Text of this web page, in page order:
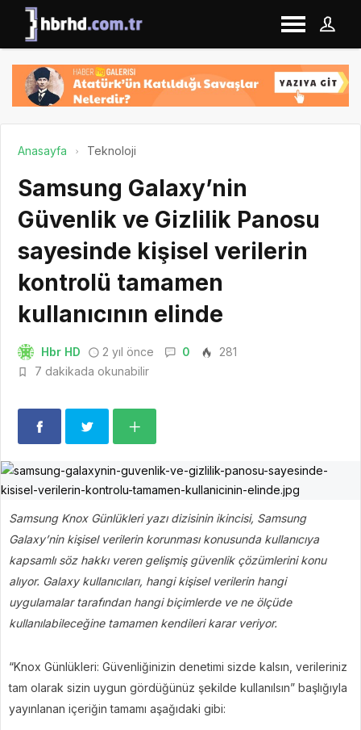
Anasayfa Teknoloji
Samsung Galaxy’nin
Güvenlik ve Gizlilik Panosu
sayesinde kişisel verilerin
kontrolü tamamen
kullanıcının elinde
Hbr HD 2 yıl önce 0
281
7 dakikada okunabilir
Samsung Knox Günlükleri yazı dizisinin ikincisi, Samsung
Galaxy’nin kişisel verilerin korunması konusunda kullanıcıya
kapsamlı söz hakkı veren gelişmiş güvenlik çözümlerini konu
alıyor. Galaxy kullanıcıları, hangi kişisel verilerin hangi
uygulamalar tarafından hangi biçimlerde ve ne ölçüde
kullanılabileceğine tamamen kendileri karar veriyor.
“Knox Günlükleri: Güvenliğinizin denetimi sizde kalsın, verileriniz
tam olarak sizin uygun gördüğünüz şekilde kullanılsın” başlığıyla
yayınlanan içeriğin tamamı aşağıdaki gibi: